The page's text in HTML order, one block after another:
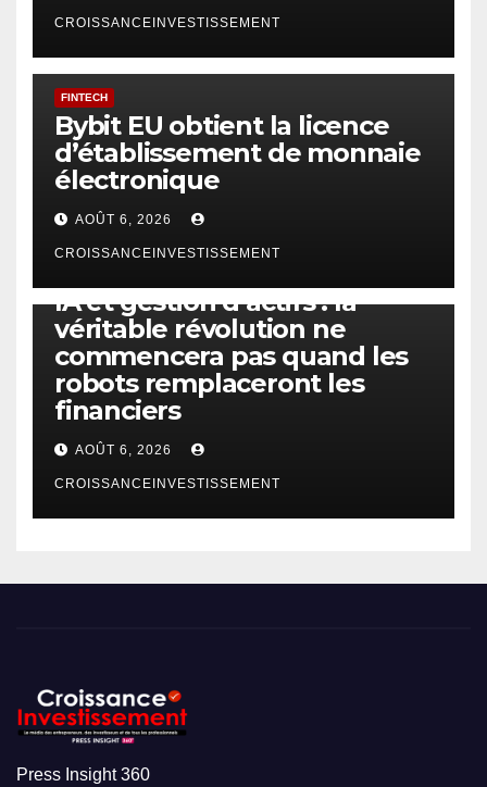
CROISSANCEINVESTISSEMENT
FINTECH
Bybit EU obtient la licence
d’établissement de monnaie
électronique
AOÛT 6, 2026
CROISSANCEINVESTISSEMENT
IA et gestion d’actifs : la
véritable révolution ne
commencera pas quand les
robots remplaceront les
financiers
AOÛT 6, 2026
CROISSANCEINVESTISSEMENT
Press Insight 360